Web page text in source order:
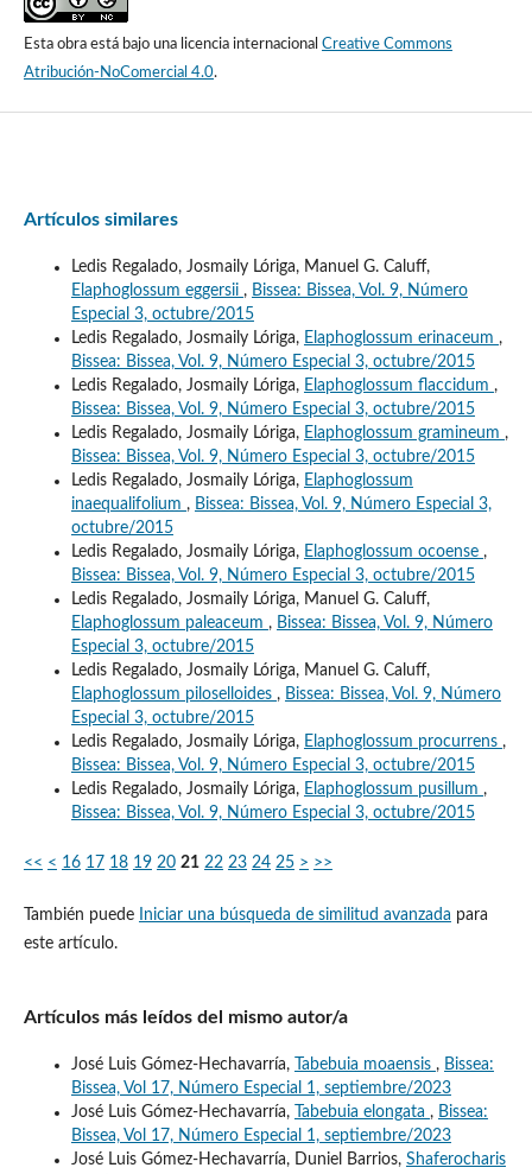
Esta obra está bajo una licencia internacional Creative Commons
Atribución-NoComercial 4.0.
Artículos similares
Ledis Regalado, Josmaily Lóriga, Manuel G. Caluff,
Elaphoglossum eggersii , Bissea: Bissea, Vol. 9, Número
Especial 3, octubre/2015
Ledis Regalado, Josmaily Lóriga, Elaphoglossum erinaceum ,
Bissea: Bissea, Vol. 9, Número Especial 3, octubre/2015
Ledis Regalado, Josmaily Lóriga, Elaphoglossum flaccidum ,
Bissea: Bissea, Vol. 9, Número Especial 3, octubre/2015
Ledis Regalado, Josmaily Lóriga, Elaphoglossum gramineum ,
Bissea: Bissea, Vol. 9, Número Especial 3, octubre/2015
Ledis Regalado, Josmaily Lóriga, Elaphoglossum
inaequalifolium , Bissea: Bissea, Vol. 9, Número Especial 3,
octubre/2015
Ledis Regalado, Josmaily Lóriga, Elaphoglossum ocoense ,
Bissea: Bissea, Vol. 9, Número Especial 3, octubre/2015
Ledis Regalado, Josmaily Lóriga, Manuel G. Caluff,
Elaphoglossum paleaceum , Bissea: Bissea, Vol. 9, Número
Especial 3, octubre/2015
Ledis Regalado, Josmaily Lóriga, Manuel G. Caluff,
Elaphoglossum piloselloides , Bissea: Bissea, Vol. 9, Número
Especial 3, octubre/2015
Ledis Regalado, Josmaily Lóriga, Elaphoglossum procurrens ,
Bissea: Bissea, Vol. 9, Número Especial 3, octubre/2015
Ledis Regalado, Josmaily Lóriga, Elaphoglossum pusillum ,
Bissea: Bissea, Vol. 9, Número Especial 3, octubre/2015
<< < 16 17 18 19 20 21 22 23 24 25 > >>
También puede Iniciar una búsqueda de similitud avanzada para
este artículo.
Artículos más leídos del mismo autor/a
José Luis Gómez-Hechavarría, Tabebuia moaensis , Bissea:
Bissea, Vol 17, Número Especial 1, septiembre/2023
José Luis Gómez-Hechavarría,
Tabebuia elongata , Bissea:
Bissea, Vol 17, Número Especial 1, septiembre/2023
José Luis Gómez-Hechavarría, Duniel Barrios, Shaferocharis